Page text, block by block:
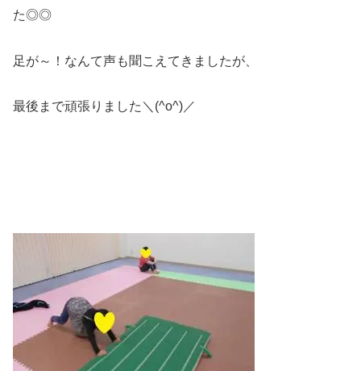
た◎◎
足が～！なんて声も聞こえてきましたが、
最後まで頑張りました＼(^o^)／